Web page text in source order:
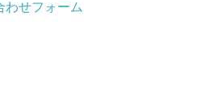
わせフォーム